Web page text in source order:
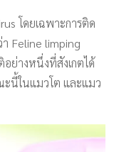
โดยเฉพาะการติด
า Feline limping
ย่างหนึ่งที่สังเกตได้
ะนี้ในแมวโต และแมว